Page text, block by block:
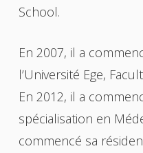
réalisé en tant que
opération comme un
etc., nécessite une
buccale saine, c’est
traitements du canal
et post-opératoire.
School.
En 2007, il a
l’Université Ege,
En 2012, il a
spécialisation en
commencé sa